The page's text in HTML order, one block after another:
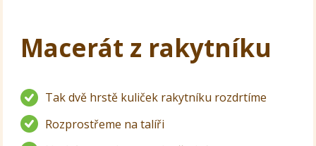
Macerát z rakytníku
Tak dvě hrstě kuliček rakytníku rozdrtíme
Rozprostřeme na talíři